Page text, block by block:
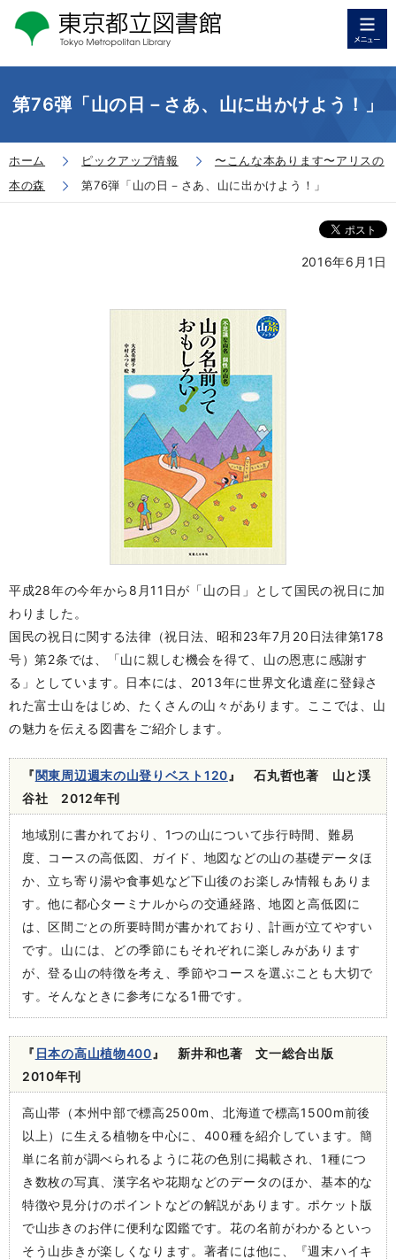
第76弾「山の日－さあ、山に出かけよう！」
ホーム ピックアップ情報
〜こんな本あります〜アリスの
本の森
第76弾「山の日－さあ、山に出かけよう！」
2016年6月1日
平成28年の今年から8月11日が「山の日」として国民の祝日に加
わりました。
国民の祝日に関する法律（祝日法、昭和23年7月20日法律第178
号）第2条では、「山に親しむ機会を得て、山の恩恵に感謝す
る」としています。日本には、2013年に世界文化遺産に登録さ
れた富士山をはじめ、たくさんの山々があります。ここでは、山
の魅力を伝える図書をご紹介します。
『関東周辺週末の山登りベスト120 』 石丸哲也著 山と渓
谷社 2012年刊
地域別に書かれており、1つの山について歩行時間、難易
度、コースの高低図、ガイド、地図などの山の基礎データほ
か、立ち寄り湯や食事処など下山後のお楽しみ情報もありま
す。他に都心ターミナルからの交通経路、地図と高低図に
は、区間ごとの所要時間が書かれており、計画が立てやすい
です。山には、どの季節にもそれぞれに楽しみがあります
が、登る山の特徴を考え、季節やコースを選ぶことも大切で
す。そんなときに参考になる1冊です。
『 日本の高山植物400 』 新井和也著 文一総合出版
2010年刊
高山帯（本州中部で標高2500m、北海道で標高1500m前後
以上）に生える植物を中心に、400種を紹介しています。簡
単に名前が調べられるように花の色別に掲載され、1種につ
き数枚の写真、漢字名や花期などのデータのほか、基本的な
特徴や見分けのポイントなどの解説があります。ポケット版
で山歩きのお伴に便利な図鑑です。花の名前がわかるといっ
そう山歩きが楽しくなります。著者には他に、『週末ハイキ